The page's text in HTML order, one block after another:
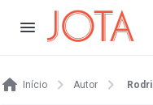
Início Autor